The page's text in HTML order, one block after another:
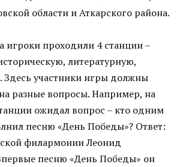
области и Аткарского района.
игроки проходили 4 станции –
литературную,
участники игры должны
разные вопросы. Например, на
ожидал вопрос – кто одним
песню «День Победы»? Ответ:
филармонии Леонид
песню «День Победы» он